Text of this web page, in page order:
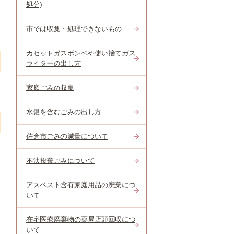
処分)
市では収集・処理できないもの
カセットガスボンベや使い捨てガス
ライターの出し方
家庭ごみの収集
水銀を含むごみの出し方
佐倉市ごみの減量について
不法投棄ごみについて
アスベスト含有家庭用品の廃棄につ
いて
在宅医療廃棄物の薬局店頭回収につ
いて